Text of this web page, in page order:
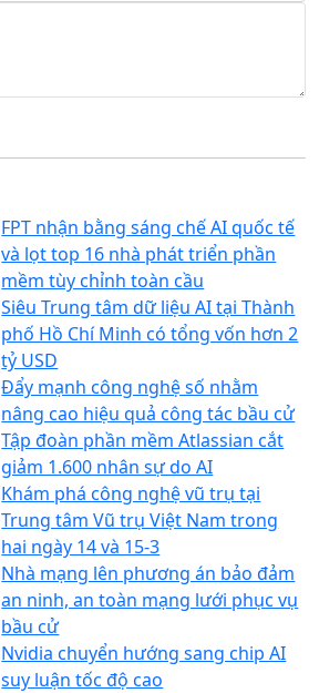
FPT nhận bằng sáng chế AI quốc tế
và lọt top 16 nhà phát triển phần
mềm tùy chỉnh toàn cầu
Siêu Trung tâm dữ liệu AI tại Thành
phố Hồ Chí Minh có tổng vốn hơn 2
tỷ USD
Đẩy mạnh công nghệ số nhằm
nâng cao hiệu quả công tác bầu cử
Tập đoàn phần mềm Atlassian cắt
giảm 1.600 nhân sự do AI
Khám phá công nghệ vũ trụ tại
Trung tâm Vũ trụ Việt Nam trong
hai ngày 14 và 15-3
Nhà mạng lên phương án bảo đảm
an ninh, an toàn mạng lưới phục vụ
bầu cử
Nvidia chuyển hướng sang chip AI
suy luận tốc độ cao